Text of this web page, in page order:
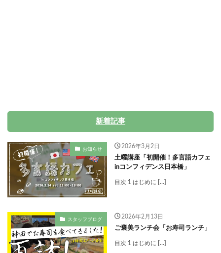
新着記事
お知らせ 2026年3月2日
土曜講座「初開催！多言語カフェ
inコンフィデンス日本橋」
目次 1 はじめに […]
スタッフブログ 2026年2月13日
ご褒美ランチ会「お寿司ランチ」
目次 1 はじめに […]